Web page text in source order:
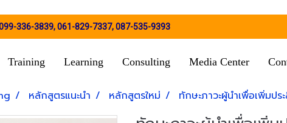
336-3839,061-829-7337,087-535-9393
Training Learning Consulting Media Center
หลักสูตรแนะนำ หลักสูตรใหม่ ทักษะภาวะผู้นำเพื่อเพิ่มป